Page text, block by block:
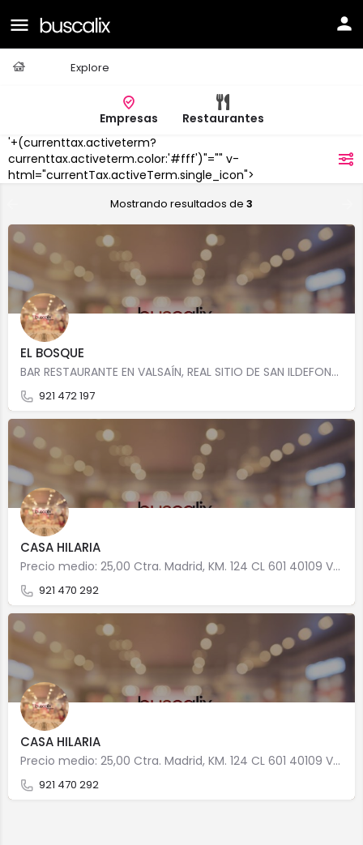
Explore
Empresas
Restaurantes
'+(currenttax.activeterm?
currenttax.activeterm.color:'#fff')"="" v-
html="currentTax.activeTerm.single_icon">
Valsaín
Mostrando resultados de 3
EL BOSQUE
BAR RESTAURANTE EN VALSAÍN, REAL SITIO DE SAN ILDEFONSO CON ESPECIALIDAD EN Cocina casera Precio medio:…
921 472 197
CASA HILARIA
Precio medio: 25,00 Ctra. Madrid, KM. 124 CL 601 40109 Valsaín
921 470 292
CASA HILARIA
Precio medio: 25,00 Ctra. Madrid, KM. 124 CL 601 40109 Valsaín
921 470 292